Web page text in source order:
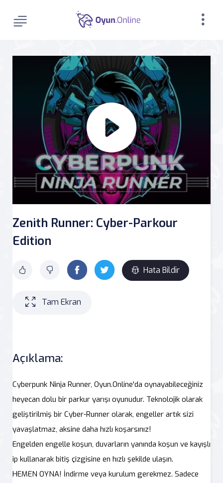
Zenith Runner: Cyber-Parkour
Edition
Hata Bildir
Tam Ekran
Açıklama:
Cyberpunk Ninja Runner, Oyun.Online'da oynayabileceğiniz
heyecan dolu bir parkur yarışı oyunudur. Teknolojik olarak
geliştirilmiş bir Cyber-Runner olarak, engeller artık sizi
yavaşlatmaz, aksine daha hızlı koşarsınız!
Engelden engelle koşun, duvarların yanında koşun ve kayışlı
ip kullanarak bitiş çizgisine en hızlı şekilde ulaşın.
HEMEN OYNA! İndirme veya kurulum gerekmez. Sadece